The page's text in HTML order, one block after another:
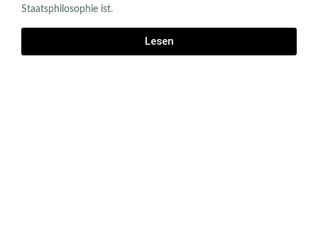
Staatsphilosophie ist.
Lesen